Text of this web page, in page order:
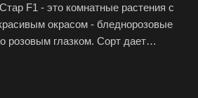
F1 - это комнатные растения с
окрасом - бледнорозовые
розовым глазком. Сорт дает